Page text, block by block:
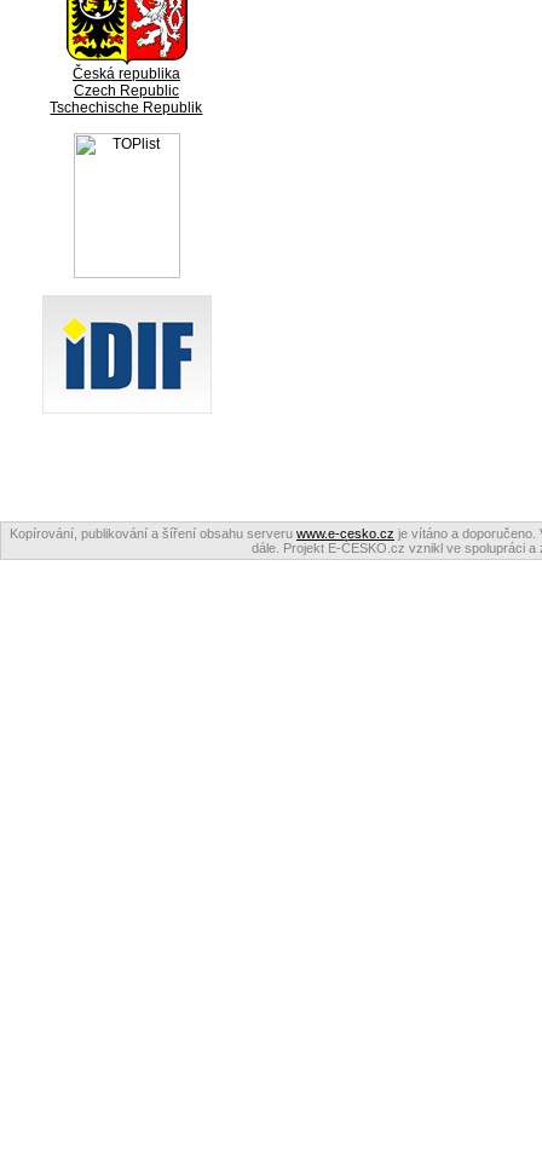
Česká republika
Czech Republic
Tschechische Republik
Kopírování, publikování a šíření obsahu serveru www.e-cesko.cz je vítáno a doporučeno.
dále. Projekt E-ČESKO.cz vznikl ve spolupráci